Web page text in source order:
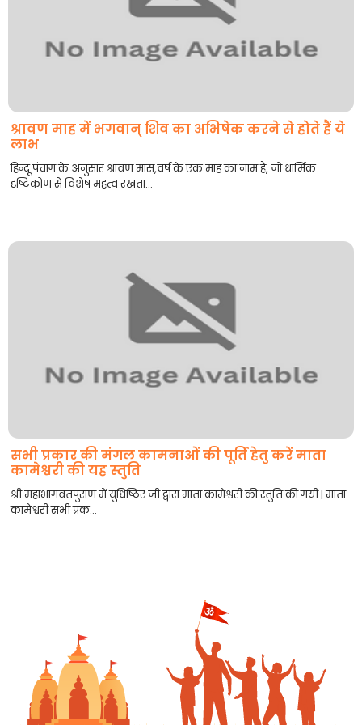
श्रावण माह में भगवान् शिव का अभिषेक करने से होते हैं ये
लाभ
हिन्दू पंचाग के अनुसार श्रावण मास,वर्ष के एक माह का नाम है, जो धार्मिक
दृष्टिकोण से विशेष महत्व रखता...
सभी प्रकार की मंगल कामनाओं की पूर्ति हेतु करें माता
कामेश्वरी की यह स्तुति
श्री महाभागवतपुराण में युधिष्ठिर जी द्वारा माता कामेश्वरी की स्तुति की गयी | माता
कामेश्वरी सभी प्रक...